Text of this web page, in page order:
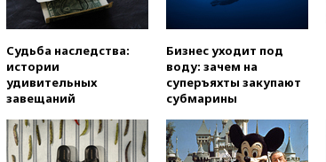
Судьба наследства:
истории
удивительных
завещаний
Бизнес уходит под
воду: зачем на
суперъяхты закупают
субмарины